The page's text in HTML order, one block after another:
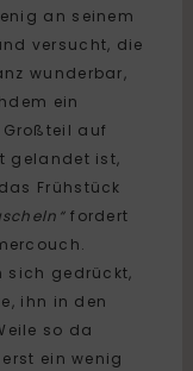
an seinem
versucht, die
wunderbar,
ein
auf
gelandet ist,
Frühstück
fordert
sich gedrückt,
ihn in den
so da
ein wenig